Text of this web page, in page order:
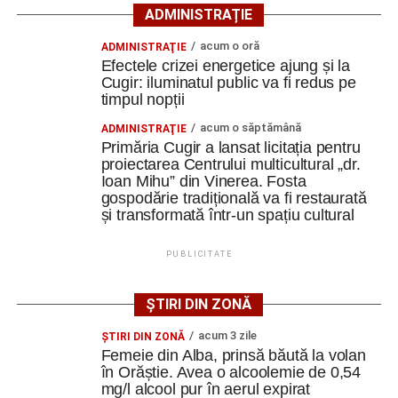
17:00 – „Wonka”– povestea începuturilor
celebrului Willy Wonka;
19:00 – „A Complete Unknown”
biografică despre primii ani din cariera legendarului
Bob Dylan.
Organizatorii anunță că participanții vor avea la dispoziție
câteva beanbag-uri pentru un plus de confort, iar la fața
locului vor putea fi cumpărate popcorn, băuturi răcoritoare
Cei care doresc să participe sunt încurajați să vină cu o
pătură sau un scaun pliant, pentru a se bucura în cele mai
bune condiții de proiecțiile în aer liber.
Evenimentul se adresează întregii familii și promite trei
ADMINISTRAȚIE
ADMINISTRAŢIE acum o oră
Efectele crizei energetice ajung și la
Cugir: iluminatul public va fi redus pe
timpul nopții
ADMINISTRAŢIE acum o săptămână
Primăria Cugir a lansat licitația pentru
proiectarea Centrului multicultural „dr.
Ioan Mihu” din Vinerea. Fosta
gospodărie tradițională va fi restaurată
și transformată într-un spațiu cultural
PUBLICITATE
ȘTIRI DIN ZONĂ
ŞTIRI DIN ZONĂ acum 3 zile
Femeie din Alba, prinsă băută la volan
în Orăștie. Avea o alcoolemie de 0,54
mg/l alcool pur în aerul expirat